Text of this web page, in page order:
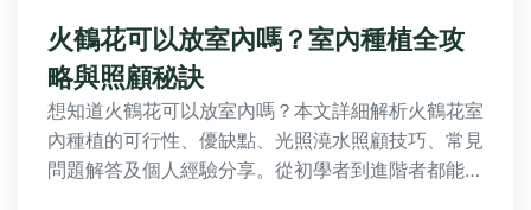
火鶴花可以放室內嗎？室內種植全攻
略與照顧秘訣
想知道火鶴花可以放室內嗎？本文詳細解析火鶴花室
內種植的可行性、優缺點、光照澆水照顧技巧、常見
問題解答及個人經驗分享。從初學者到進階者都能找